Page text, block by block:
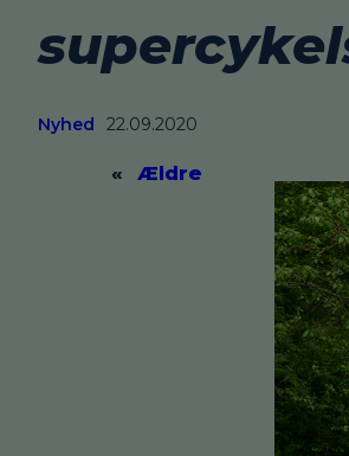
Nyhed 22.09.2020
« Ældre